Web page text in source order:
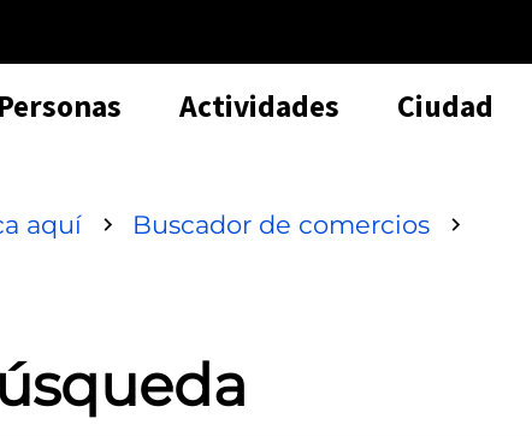
Personas Actividades Ciudad
aquí
Buscador de comercios